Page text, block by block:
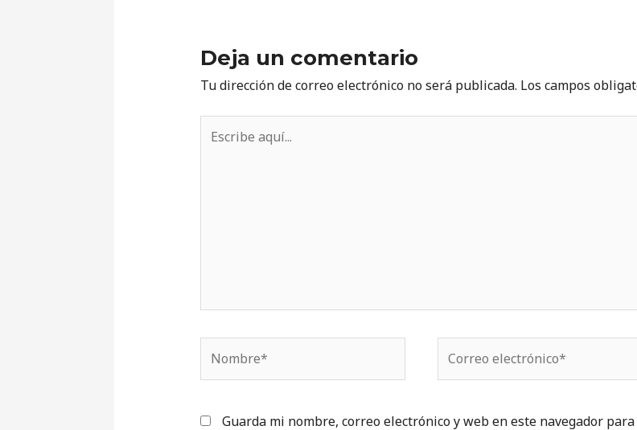
Deja un comentario
Tu dirección de correo electrónico no será publicada. Los campos
aquí...
electrónico*
Guarda mi nombre, correo electrónico y web en este navegador